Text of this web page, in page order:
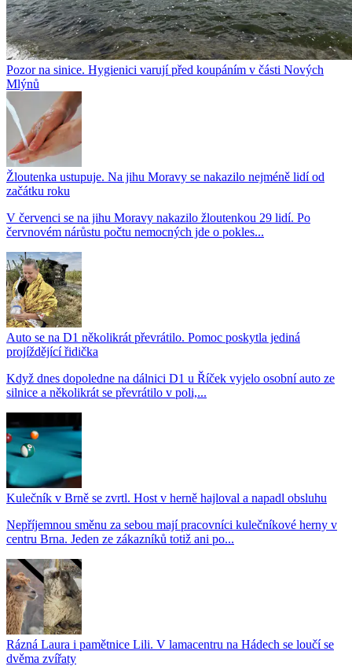
Pozor na sinice. Hygienici varují před koupáním v části Nových
Mlýnů
Žloutenka ustupuje. Na jihu Moravy se nakazilo nejméně lidí od
začátku roku
V červenci se na jihu Moravy nakazilo žloutenkou 29 lidí. Po
červnovém nárůstu počtu nemocných jde o pokles...
Auto se na D1 několikrát převrátilo. Pomoc poskytla jediná
projíždějící řidička
Když dnes dopoledne na dálnici D1 u Říček vyjelo osobní auto ze
silnice a několikrát se převrátilo v poli,...
Kulečník v Brně se zvrtl. Host v herně hajloval a napadl obsluhu
Nepříjemnou směnu za sebou mají pracovníci kulečníkové herny v
centru Brna. Jeden ze zákazníků totiž ani po...
Rázná Laura i pamětnice Lili. V lamacentru na Hádech se loučí se
dvěma zvířaty